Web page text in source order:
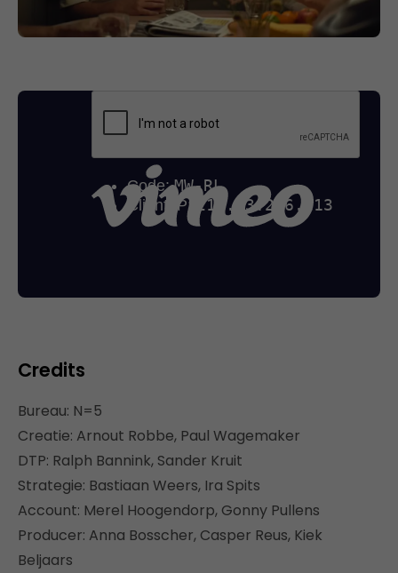
Credits
Bureau: N=5
Creatie: Arnout Robbe, Paul Wagemaker
DTP: Ralph Bannink, Sander Kruit
Strategie: Bastiaan Weers, Ira Spits
Account: Merel Hoogendorp, Gonny Pullens
Producer: Anna Bosscher, Casper Reus, Kiek
Beljaars